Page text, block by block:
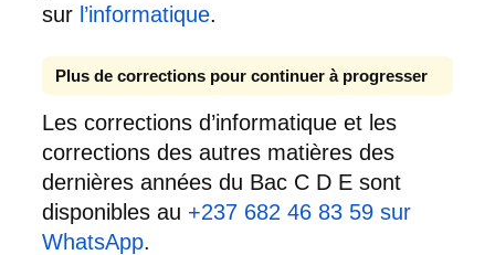
sur l’informatique.
Plus de corrections pour continuer à progresser
Les corrections d’informatique et les
corrections des autres matières des
dernières années du Bac C D E sont
disponibles au +237 682 46 83 59 sur
WhatsApp.